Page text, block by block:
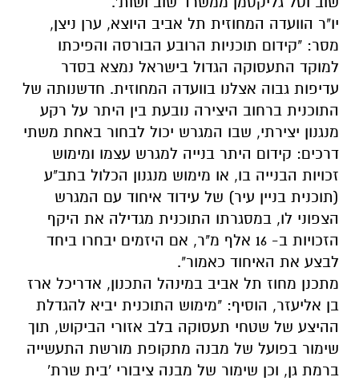
יו"ר הוועדה המחוזית תל אביב היוצא, ערן ניצן,
מסר: "קידום תוכניות הרובע הבורסה והפיכתו
למוקד התעסוקה הגדול בישראל נמצא בסדר
עדיפות גבוה אצלנו בוועדה המחוזית. חדשנותה של
התוכנית ברחוב היצירה נובעת בין היתר על רקע
מנגנון יצירתי, שבו המגרש יכול לבחור באחת משתי
דרכים: קידום היתר בנייה למגרש עצמו ומימוש
זכויות הבנייה בו, או מימוש מנגנון הכלול בתב"ע
(תוכנית בניין עיר) של עידוד איחוד עם המגרש
הצפוני לו, במסגרתו התוכנית מגדילה את היקף
הזכויות ב- 16 אלף מ"ר, אם היזמים יבחרו ביחד
לבצע את האיחוד כאמור".
מתכנן מחוז תל אביב במינהל התכנון, אדריכל ארז
בן אליעזר, הוסיף: "מימוש התוכנית יביא להגדלת
ההיצע של שטחי תעסוקה בלב אזורי הביקוש, תוך
שימור בפועל של מבנה מתקופת מורשת התעשייה
ברמת גן, וכן שימור של מבנה ציבורי 'בית שרת'